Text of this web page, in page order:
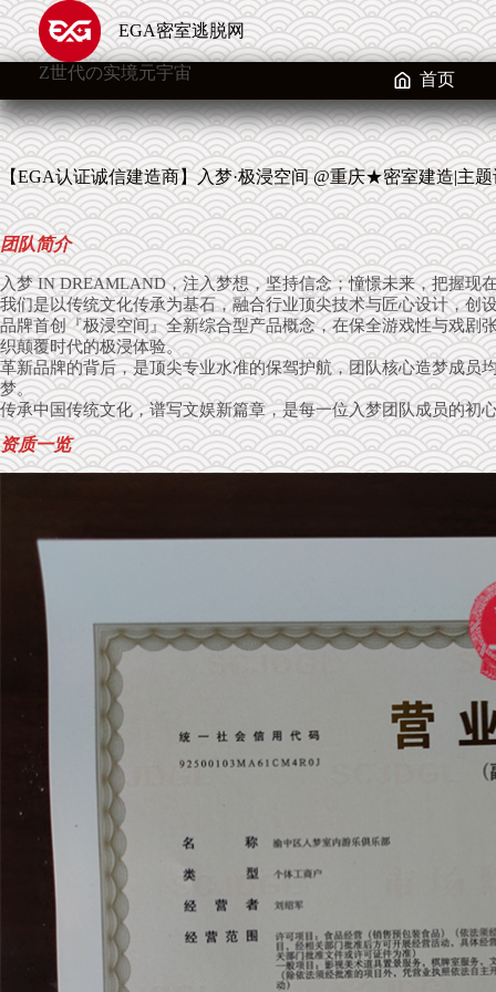
跳
至
内
EGA密室逃脱网
Z世代の实境元宇宙 首页
【EGA认证诚信建造商】入梦·极浸空间 @重庆★密室建造|主
团队简介
入梦 IN DREAMLAND，注入梦想，坚持信念；憧憬未来，把握现
我们是以传统文化传承为基石，融合行业顶尖技术与匠心设计，创
品牌首创『极浸空间』全新综合型产品概念，在保全游戏性与戏
织颠覆时代的极浸体验。
革新品牌的背后，是顶尖专业水准的保驾护航，团队核心造梦成员
梦。
传承中国传统文化，谱写文娱新篇章，是每一位入梦团队成员的初
资质一览